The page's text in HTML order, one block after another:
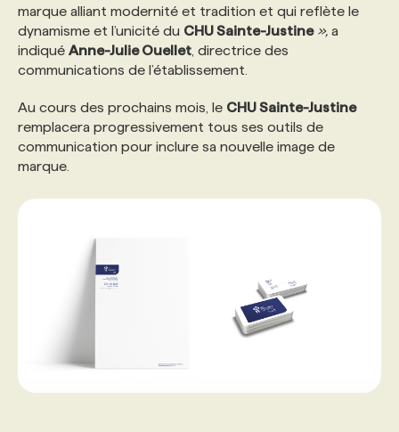
marque alliant modernité et tradition et qui reflète le
dynamisme et l’unicité du CHU Sainte-Justine», a
indiqué Anne-Julie Ouellet , directrice des
communications de l’établissement.
Au cours des prochains mois, le CHU Sainte-Justine
remplacera progressivement tous ses outils de
communication pour inclure sa nouvelle image de
marque.